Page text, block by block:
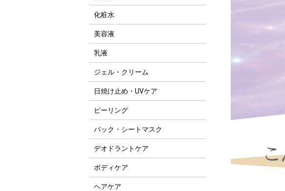
化粧水
美容液
乳液
ジェル・クリーム
日焼け止め・UVケア
ピーリング
パック・シートマスク
デオドラントケア
ボディケア
ヘアケア